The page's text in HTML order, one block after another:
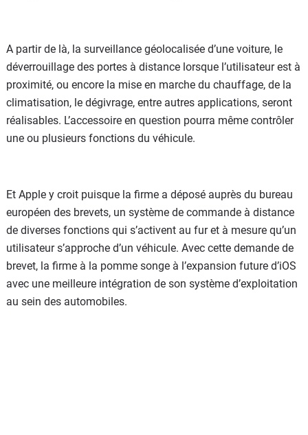
A partir de là, la surveillance géolocalisée d’une voiture, le
déverrouillage des portes à distance lorsque l’utilisateur est à
proximité, ou encore la mise en marche du chauffage, de la
climatisation, le dégivrage, entre autres applications, seront
réalisables. L’accessoire en question pourra même contrôler
une ou plusieurs fonctions du véhicule.
Et Apple y croit puisque la firme a déposé auprès du bureau
européen des brevets, un système de commande à distance
de diverses fonctions qui s’activent au fur et à mesure qu’un
utilisateur s’approche d’un véhicule. Avec cette demande de
brevet, la firme à la pomme songe à l’expansion future d’iOS
avec une meilleure intégration de son système d’exploitation
au sein des automobiles.